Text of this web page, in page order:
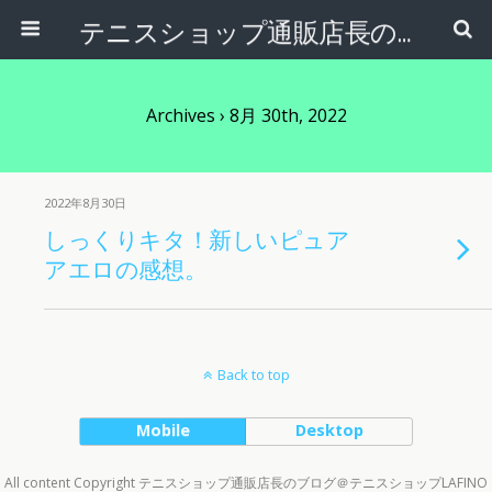
テニスショップ通販店長のブログ＠テニスショップLAFINO 西山克久
Archives › 8月 30th, 2022
2022年8月30日
しっくりキタ！新しいピュア
アエロの感想。
Back to top
Mobile Desktop
All content Copyright テニスショップ通販店長のブログ＠テニスショップLAFINO